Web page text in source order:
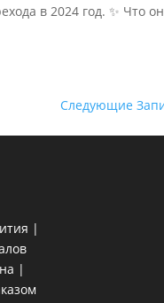
в 2024 год. ✨ Что он
Следующие
|
|